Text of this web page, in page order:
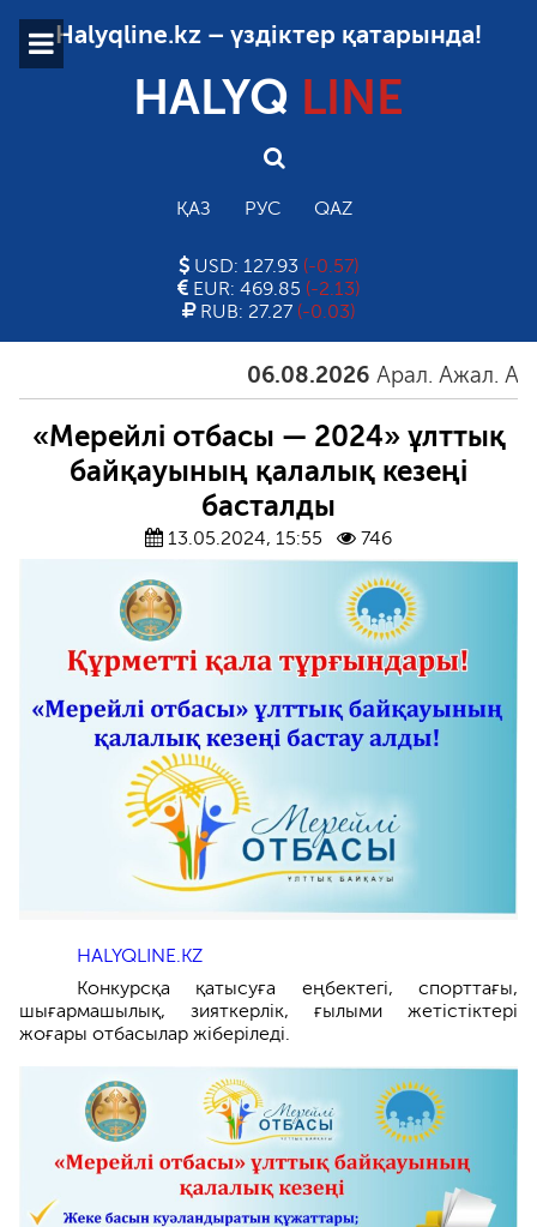
Halyqline.kz – үздіктер қатарында!
HALYQ LINE
ҚАЗ РУС QAZ
USD: 127.93 (-0.57)
EUR: 469.85 (-2.13)
RUB: 27.27 (-0.03)
06.08.2026 Арал. Ажал. Айғақ
«Мерейлі отбасы — 2024» ұлттық
байқауының қалалық кезеңі
басталды
13.05.2024, 15:55 746
HALYQLINE.KZ
Конкурсқа қатысуға еңбектегі, спорттағы,
шығармашылық, зияткерлік, ғылыми жетістіктері
жоғары отбасылар жіберіледі.